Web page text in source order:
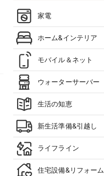
家電
ホーム&インテリア
モバイル＆ネット
ウォーターサーバー
生活の知恵
新生活準備&引越し
ライフライン
住宅設備&リフォーム